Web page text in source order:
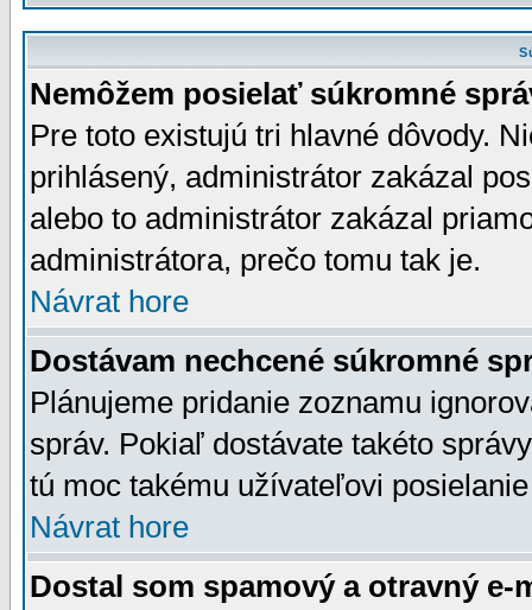
Nemôžem posielať súkromné
Pre toto existujú tri hlavné dôvody.
prihlásený, administrátor zakázal
alebo to administrátor zakázal
administrátora, prečo tomu tak je.
Návrat hore
Dostávam nechcené súkromné
Plánujeme pridanie zoznamu
správ. Pokiaľ dostávate takéto
tú moc takému užívateľovi
Návrat hore
Dostal som spamový a otravný e-